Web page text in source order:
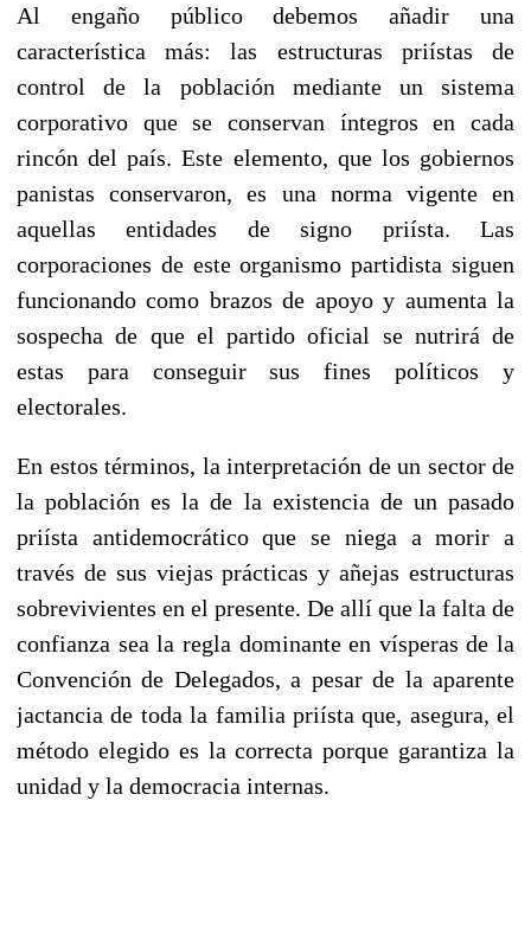
Al engaño público debemos añadir una
característica más: las estructuras priístas de
control de la población mediante un sistema
corporativo que se conservan íntegros en cada
rincón del país. Este elemento, que los gobiernos
panistas conservaron, es una norma vigente en
aquellas entidades de signo priísta. Las
corporaciones de este organismo partidista siguen
funcionando como brazos de apoyo y aumenta la
sospecha de que el partido oficial se nutrirá de
estas para conseguir sus fines políticos y
electorales.
En estos términos, la interpretación de un sector de
la población es la de la existencia de un pasado
priísta antidemocrático que se niega a morir a
través de sus viejas prácticas y añejas estructuras
sobrevivientes en el presente. De allí que la falta de
confianza sea la regla dominante en vísperas de la
Convención de Delegados, a pesar de la aparente
jactancia de toda la familia priísta que, asegura, el
método elegido es la correcta porque garantiza la
unidad y la democracia internas.